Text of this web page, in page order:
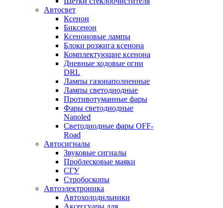
Автосвет
Ксенон
Биксенон
Ксеноновые лампы
Блоки розжига ксенона
Комплектующие ксенона
Дневные ходовые огни
DRL
Лампы газонаполненные
Лампы светодиодные
Противотуманные фары
Фары светодиодные
Nanoled
Светодиодные фары OFF-
Road
Автосигналы
Звуковые сигналы
Проблесковые маяки
СГУ
Стробоскопы
Автоэлектроника
Автохолодильники
Аксессуары для